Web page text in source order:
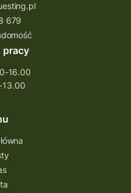
z nami
po skarb
Questing Łódzkie
679
pracy
16.00
13.00